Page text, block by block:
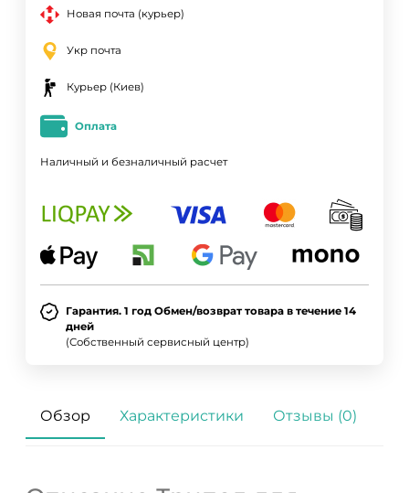
Новая почта (курьер)
Укр почта
Курьер (Киев)
Оплата
Наличный и безналичный расчет
Гарантия. 1 год Обмен/возврат товара в течение 14
дней
(Собственный сервисный центр)
Обзор Характеристики Отзывы (0)